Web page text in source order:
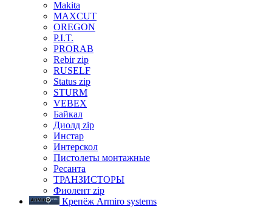
Makita
MAXCUT
OREGON
P.I.T.
PRORAB
Rebir zip
RUSELF
Status zip
STURM
VEBEX
Байкал
Диолд zip
Инстар
Интерскол
Пистолеты монтажные
Ресанта
ТРАНЗИСТОРЫ
Фиолент zip
Крепёж Armiro systems